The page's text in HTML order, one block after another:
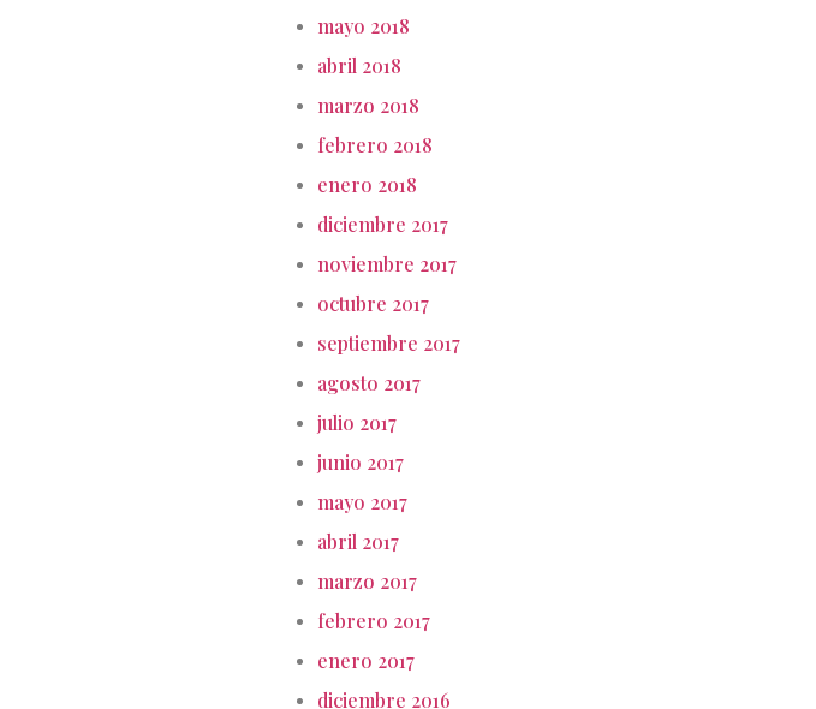
mayo 2018
abril 2018
marzo 2018
febrero 2018
enero 2018
diciembre 2017
noviembre 2017
octubre 2017
septiembre 2017
agosto 2017
julio 2017
junio 2017
mayo 2017
abril 2017
marzo 2017
febrero 2017
enero 2017
diciembre 2016